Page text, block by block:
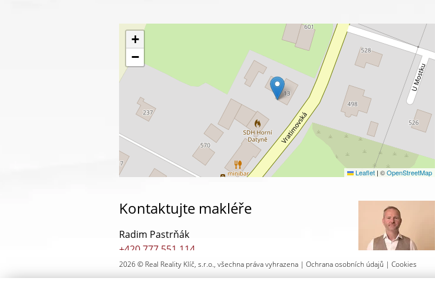
+
−
Leaflet | ©OpenStreetMap
Kontaktujte makléře
Radim Pastrňák
+420 777 551 114
radim.pastrnak@realityklic.cz
2026 © Real Reality Klíč, s.r.o., všechna práva vyhrazena | Ochrana osobních údajů | Cookies